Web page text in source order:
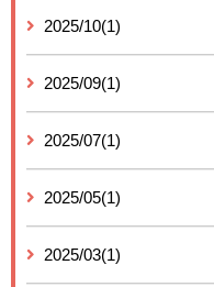
2025/10(1)
2025/09(1)
2025/07(1)
2025/05(1)
2025/03(1)